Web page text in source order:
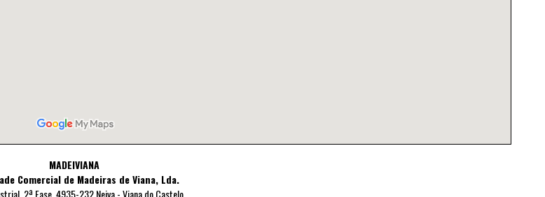
MADEIVIANA
Comercial de Madeiras de Viana, Lda.
2ª Fase, 4935-232 Neiva - Viana do Castelo